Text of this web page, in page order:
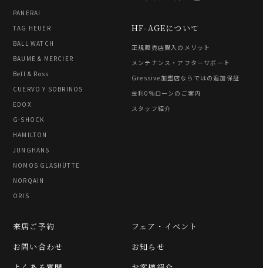
PANERAI
TAG HEUER
BALL WATCH
BAUME & MERCIER
Bell & Ross
CUERVO Y SOBRINOS
EDOX
G-SHOCK
HAMILTON
JUNGHANS
NOMOS GLASHÜTTE
NORQAIN
ORIS
HF-AGEについて
正規販売店購入のメリット
メンテナンス・アフターサポート
Gressive加盟店ならではの追加保証
金利0%ローンのご案内
スタッフ紹介
フェア・イベント
お知らせ
来店ご予約
お問い合わせ